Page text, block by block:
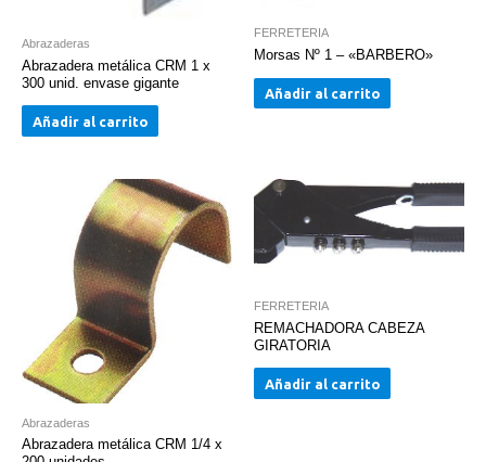
Abrazaderas
Abrazadera metálica CRM 1 x
300 unid. envase gigante
Añadir al carrito
FERRETERIA
Morsas Nº 1 – «BARBERO»
Añadir al carrito
Abrazaderas
Abrazadera metálica CRM 1/4 x
FERRETERIA
REMACHADORA CABEZA
GIRATORIA
Añadir al carrito